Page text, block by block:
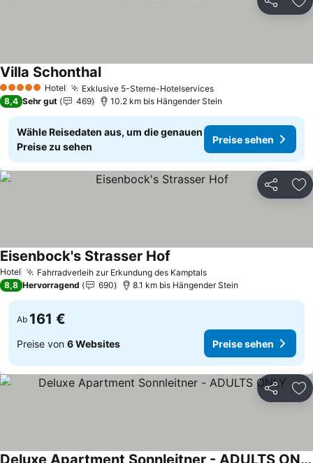
Teilen
5 Sterne Hotel Exklusive 5-Sterne-HotelservicesPreise sehen
Villa SchonthalPreise sehen
8,4 Sehr gut 469 10.2 km bis Hängender Stein
Wähle Reisedaten aus, um die genauen
Preise zu sehen
Preise sehen
Teilen
Hotel Fahrradverleih zur Erkundung des KamptalsPreise sehen
Eisenbock's Strasser Hof
8,8 Hervorragend 690 8.1 km bis Hängender Stein
Ab 161 €
Preise von 6 Websites Preise sehen
Teilen
Deluxe Apartment Sonnleitner - ADULTS ONLY